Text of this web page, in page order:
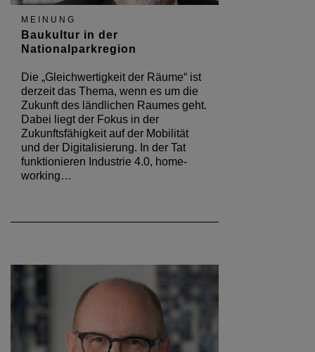
MEINUNG
Baukultur in der
Nationalparkregion
Die „Gleichwertigkeit der Räume“ ist
derzeit das Thema, wenn es um die
Zukunft des ländlichen Raumes geht.
Dabei liegt der Fokus in der
Zukunftsfähigkeit auf der Mobilität
und der Digitalisierung. In der Tat
funktionieren Industrie 4.0, home-
working…